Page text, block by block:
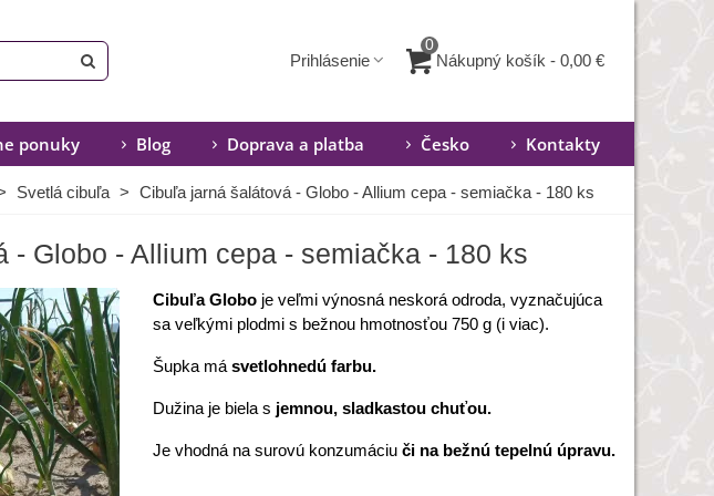
Prihlásenie
0
Nákupný košík - 0,00 €
ponuky Blog Doprava a platba Česko Kontakty
Svetlá cibuľa > Cibuľa jarná šalátová - Globo - Allium cepa - semiačka - 180 ks
- Globo - Allium cepa - semiačka - 180 ks
Cibuľa Globo je veľmi výnosná neskorá odroda, vyznačujúca
sa veľkými plodmi s bežnou hmotnosťou 750 g (i viac).
Šupka má svetlohnedú farbu.
Dužina je biela s jemnou, sladkastou chuťou.
Je vhodná na surovú konzumáciu či na bežnú tepelnú úpravu.